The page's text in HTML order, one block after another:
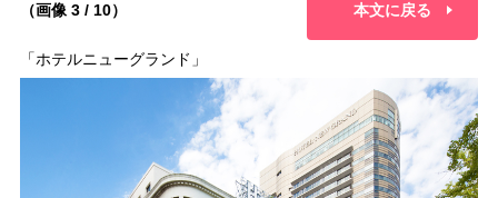
（画像 3 / 10） 本文に戻る
「ホテルニューグランド」